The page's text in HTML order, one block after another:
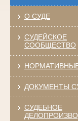
О СУДЕ
СУДЕЙСКОЕ
СООБЩЕСТВО
ДОКУМЕНТЫ
СУДЕБНОЕ